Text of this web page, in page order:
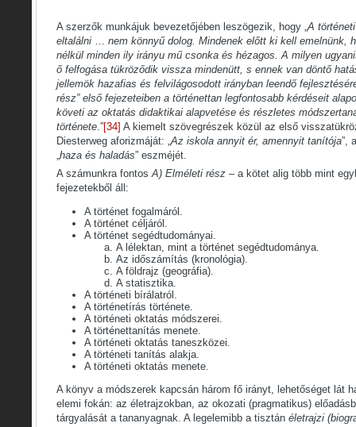
A szerzők munkájuk bevezetőjében leszögezik, hogy „A
eltalálni … nem könnyű dolog. Mindenek előtt ki kell emelnünk,
nélkül minden ily irányu mű csonka és hézagos. A milyen
ő felfogása tükröződik vissza mindenütt, s ennek van döntő
jellemök hazafias és felvilágosodott irányban leendő
rész” első fejezeteiben a történettan legfontosabb kérdéseit
követi az oktatás didaktikai alapvetése és részletes
története.”[34] A kiemelt szövegrészek közül az első
Diesterweg aforizmáját: „Az iskola annyit ér, amennyit tanítója”,
„haza és haladás” eszméjét.
A számunkra fontosA) Elméleti rész – a kötet alig több mint
fejezetekből áll:
A történet fogalmáról.
A történet céljáról.
A történet segédtudományai.
A lélektan, mint a történet segédtudománya.
Az időszámítás (kronológia).
A földrajz (geográfia).
A statisztika.
A történeti bírálatról.
A történetírás története.
A történeti oktatás módszerei.
A történettanítás menete.
A történeti oktatás taneszközei.
A történeti tanítás alakja.
A történeti oktatás menete.
A könyv a módszerek kapcsán három fő irányt, lehetőséget lát
elemi fokán: az életrajzokban, az okozati (pragmatikus)
tárgyalását a tananyagnak. A legelemibb a tisztán életrajzi